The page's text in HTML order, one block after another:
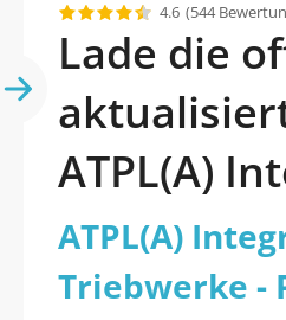
4.6 (544
Lade die
ATPL(A)
Triebwerke
2026 PDF
ATPL(A)
Triebwerke -